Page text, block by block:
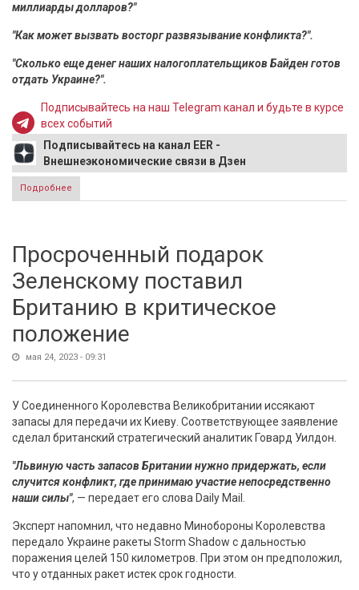
миллиарды долларов?"
"Как может вызвать восторг развязывание конфликта?".
"Сколько еще денег наших налогоплательщиков Байден готов
отдать Украине?".
Подписывайтесь на наш Telegram канал и будьте в курсе
всех событий
Подписывайтесь на канал EER -
Внешнеэкономические связи в Дзен
Подробнее
американцев
Просроченный подарок
Зеленскому поставил
Британию в критическое
положение
мая 24, 2023 - 09:31
У Соединенного Королевства Великобритании иссякают
запасы для передачи их Киеву. Соответствующее заявление
сделал британский стратегический аналитик Говард Уилдон.
"Львиную часть запасов Британии нужно придержать, если
случится конфликт, где принимаю участие непосредственно
наши силы", — передает его слова Daily Mail.
Эксперт напомнил, что недавно Минобороны Королевства
передало Украине ракеты Storm Shadow с дальностью
поражения целей 150 километров. При этом он предположил,
что у отданных ракет истек срок годности.